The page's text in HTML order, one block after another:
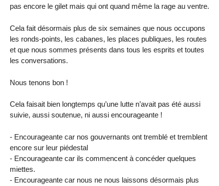
pas encore le gilet mais qui ont quand même la rage au ventre.
Cela fait désormais plus de six semaines que nous occupons
les ronds-points, les cabanes, les places publiques, les routes
et que nous sommes présents dans tous les esprits et toutes
les conversations.
Nous tenons bon !
Cela faisait bien longtemps qu’une lutte n’avait pas été aussi
suivie, aussi soutenue, ni aussi encourageante !
- Encourageante car nos gouvernants ont tremblé et tremblent
encore sur leur piédestal
- Encourageante car ils commencent à concéder quelques
miettes.
- Encourageante car nous ne nous laissons désormais plus